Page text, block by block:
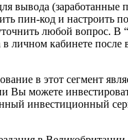
вывода
пин-код и настроить
любой вопрос. В
в личном кабинете
в этот сегмент
Вы можете
инвестиционный